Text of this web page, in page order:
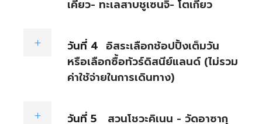
เคียว- ทะเลสาบชูเซนจิ- โตเกียว
วันที่ 4 อิสระเลือกช้อปปิ้งเต็มวัน
หรือเลือกซื้อทัวร์ดิสนีย์แลนด์ (ไม่รวม
ค่าใช้จ่ายในการเดินทาง)
วันที่ 5
สวนโชวะคิเนน - วัดอาซากุ